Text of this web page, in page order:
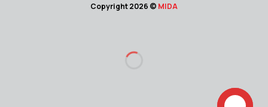
Copyright 2026 © MIDA